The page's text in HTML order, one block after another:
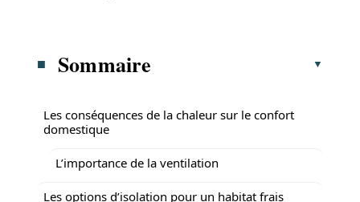
Sommaire
Les conséquences de la chaleur sur le confort
domestique
L’importance de la ventilation
Les options d’isolation pour un habitat frais